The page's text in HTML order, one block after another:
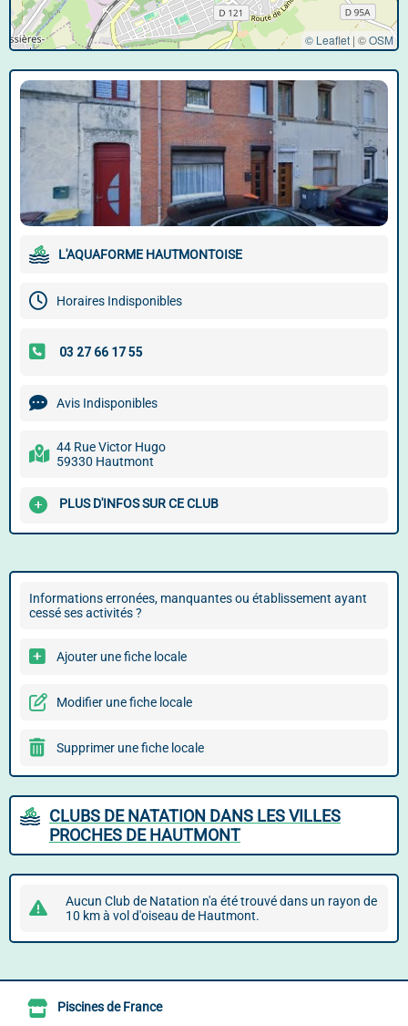
© Leaflet | ©OSM
L'AQUAFORME HAUTMONTOISE
Horaires Indisponibles
Avis Indisponibles
44 Rue Victor Hugo
59330 Hautmont
PLUS D'INFOS SUR CE CLUB
Informations erronées, manquantes ou établissement ayant
cessé ses activités ?
Ajouter une fiche locale
Modifier une fiche locale
Supprimer une fiche locale
CLUBS DE NATATION DANS LES VILLES
PROCHES DE HAUTMONT
Aucun Club de Natation n'a été trouvé dans un rayon de
10 km à vol d'oiseau de Hautmont.
Piscines de France